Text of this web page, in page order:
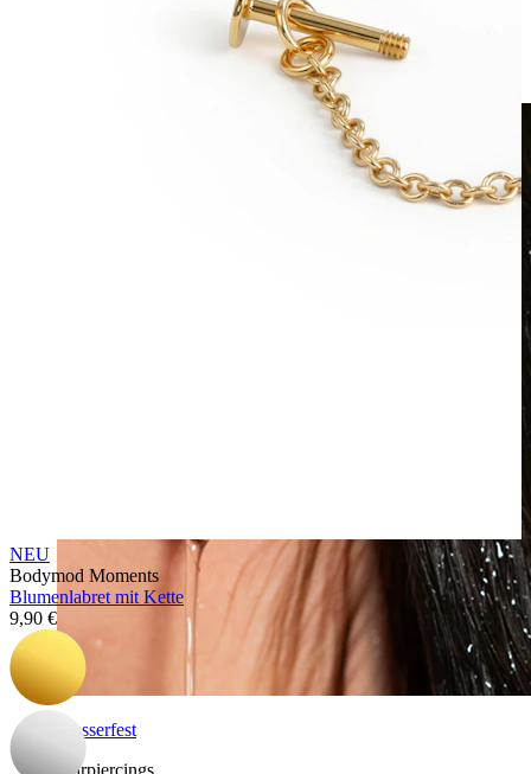
Wasserfest
Ohrpiercings
NEU
Bodymod Moments
Blumenlabret mit Kette
9,90 €